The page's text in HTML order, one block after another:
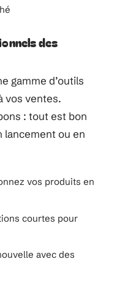
des
gamme d’outils
vos ventes.
: tout est bon
lancement ou en
vos produits en
courtes pour
avec des